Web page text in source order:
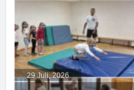
29 Juli, 2026